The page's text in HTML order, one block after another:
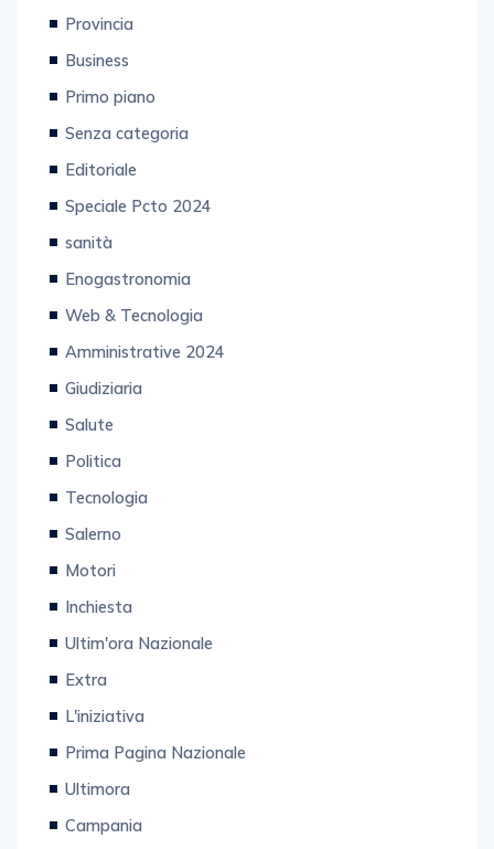
Provincia
Business
Primo piano
Senza categoria
Editoriale
Speciale Pcto 2024
sanità
Enogastronomia
Web & Tecnologia
Amministrative 2024
Giudiziaria
Salute
Politica
Tecnologia
Salerno
Motori
Inchiesta
Ultim'ora Nazionale
Extra
L'iniziativa
Prima Pagina Nazionale
Ultimora
Campania